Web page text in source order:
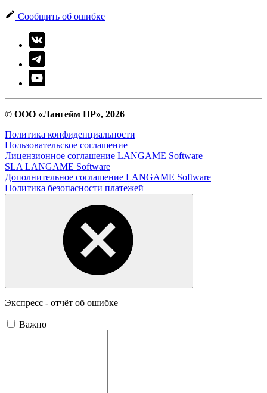
Сообщить об ошибке
© ООО «Лангейм ПР», 2026
Политика конфиденциальности
Пользовательское соглашение
Лицензионное соглашение LANGAME Software
SLA LANGAME Software
Дополнительное соглашение LANGAME Software
Политика безопасности платежей
Экспресс - отчёт об ошибке
Важно